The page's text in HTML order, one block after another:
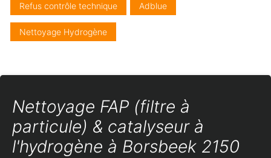
Refus contrôle technique Adblue
Nettoyage Hydrogène
Nettoyage FAP (filtre à
particule) & catalyseur à
l'hydrogène à Borsbeek 2150